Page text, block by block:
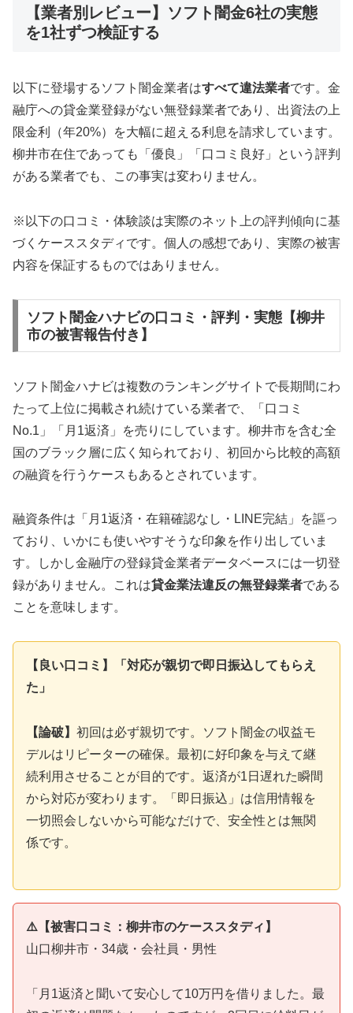
【業者別レビュー】ソフト闇金6社の実態
を1社ずつ検証する
以下に登場するソフト闇金業者はすべて違法業者です。金
融庁への貸金業登録がない無登録業者であり、出資法の上
限金利（年20%）を大幅に超える利息を請求しています。
柳井市在住であっても「優良」「口コミ良好」という評判
がある業者でも、この事実は変わりません。
※以下の口コミ・体験談は実際のネット上の評判傾向に基
づくケーススタディです。個人の感想であり、実際の被害
内容を保証するものではありません。
ソフト闇金ハナビの口コミ・評判・実態【柳井
市の被害報告付き】
ソフト闇金ハナビは複数のランキングサイトで長期間にわ
たって上位に掲載され続けている業者で、「口コミ
No.1」「月1返済」を売りにしています。柳井市を含む全
国のブラック層に広く知られており、初回から比較的高額
の融資を行うケースもあるとされています。
融資条件は「月1返済・在籍確認なし・LINE完結」を謳っ
ており、いかにも使いやすそうな印象を作り出していま
す。しかし金融庁の登録貸金業者データベースには一切登
録がありません。これは貸金業法違反の無登録業者である
ことを意味します。
【良い口コミ】「対応が親切で即日振込してもらえ
た」
【論破】 初回は必ず親切です。ソフト闇金の収益モ
デルはリピーターの確保。最初に好印象を与えて継
続利用させることが目的です。返済が1日遅れた瞬間
から対応が変わります。「即日振込」は信用情報を
一切照会しないから可能なだけで、安全性とは無関
係です。
⚠️【被害口コミ：柳井市のケーススタディ】
山口柳井市・34歳・会社員・男性
「月1返済と聞いて安心して10万円を借りました。最